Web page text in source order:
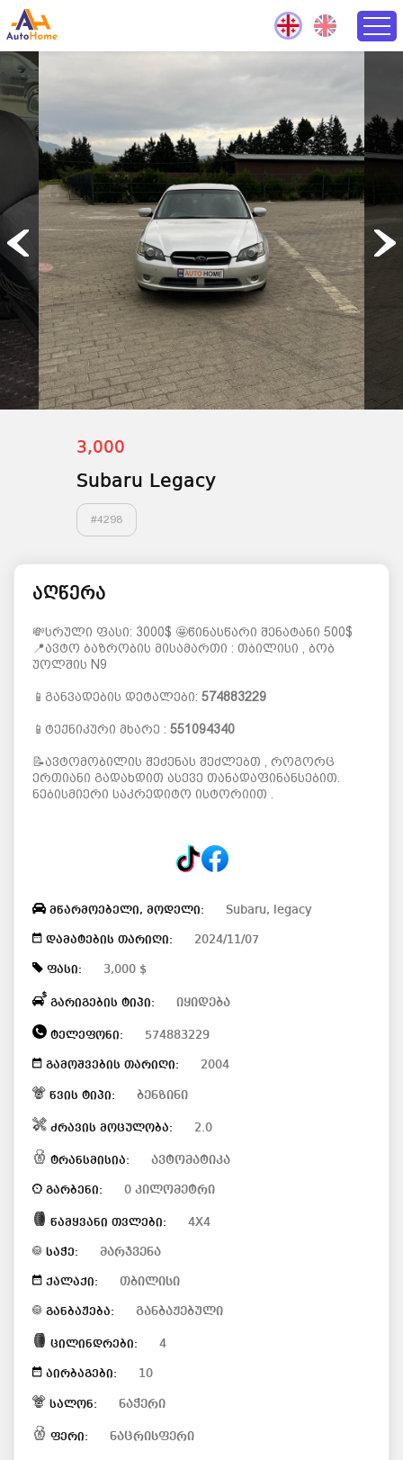
3,000
Subaru Legacy
#4298
აღწერა
💸სრული ფასი: 3000$ 🤩წინასწარი შენატანი 500$
📍ავტო ბაზრობის მისამართი : თბილისი , ბობ
უოლშის N9
📱განვადების დეტალები: 574883229
📱ტექნიკური მხარე : 551094340
📝ავტომობილის შეძენას შეძლებთ , როგორც
ერთიანი გადახდით ასევე თანადაფინანსებით.
ნებისმიერი საკრედიტო ისტორიით .
მწარმოებელი, მოდელი: Subaru, legacy
დამატების თარიღი: 2024/11/07
ფასი: 3,000 $
გარიგების ტიპი: იყიდება
ტელეფონი: 574883229
გამოშვების თარიღი: 2004
წვის ტიპი: ბენზინი
ძრავის მოცულობა: 2.0
ტრანსმისია: ავტომატიკა
გარბენი: 0 კილომეტრი
წამყვანი თვლები: 4X4
საჭე: მარჯვენა
ქალაქი: თბილისი
განბაჟება: განბაჟებული
ცილინდრები: 4
აირბაგები: 10
სალონ: ნაჭერი
ფერი: ნაცრისფერი